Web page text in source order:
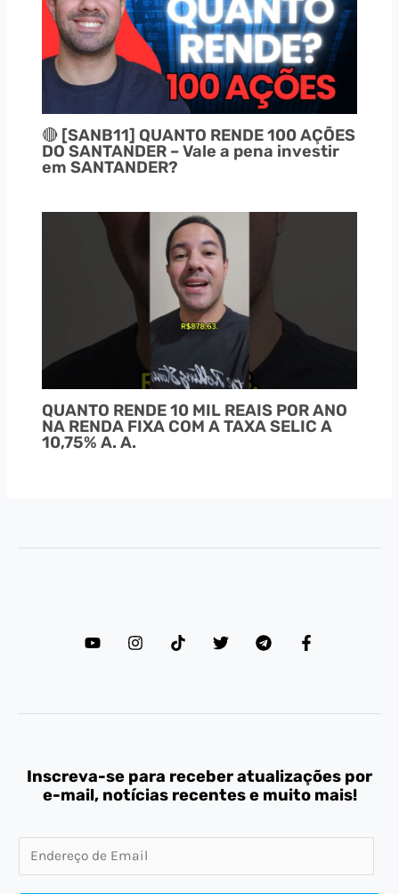
🔴 [SANB11] QUANTO RENDE 100 AÇÕES
DO SANTANDER – Vale a pena investir
em SANTANDER?
QUANTO RENDE 10 MIL REAIS POR ANO
NA RENDA FIXA COM A TAXA SELIC A
10,75% A. A.
Inscreva-se para receber atualizações por
e-mail, notícias recentes e muito mais!
m